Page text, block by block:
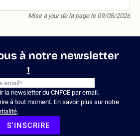
Mise à jour de la page le 09/08/2026
à notre newsletter
!
la newsletter du CNFCE par email.
à tout moment. En savoir plus sur notre
.
S'INSCRIRE